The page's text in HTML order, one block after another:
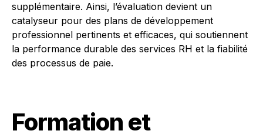
supplémentaire. Ainsi, l’évaluation devient un
catalyseur pour des plans de développement
professionnel pertinents et efficaces, qui soutiennent
la performance durable des services RH et la fiabilité
des processus de paie.
Formation et